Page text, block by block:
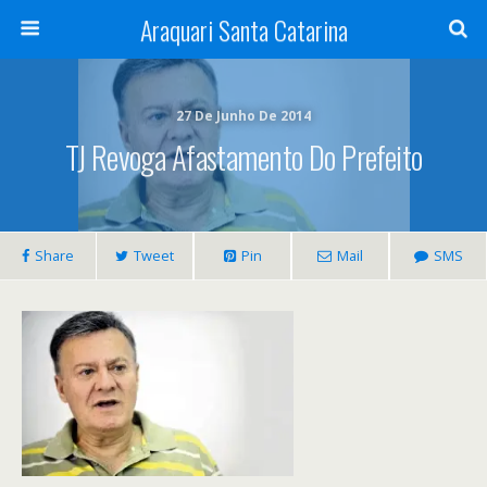
Araquari Santa Catarina
27 De Junho De 2014
TJ Revoga Afastamento Do Prefeito
Share Tweet Pin Mail SMS